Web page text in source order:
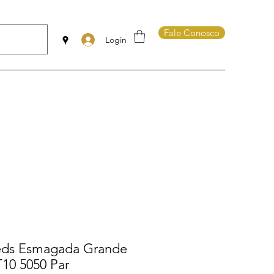
Login
Fale Conosco
Esmagada Grande
5050 Par